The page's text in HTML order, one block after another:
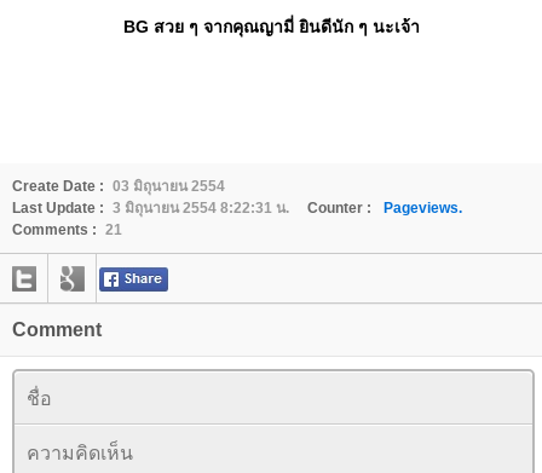
BG สวย ๆ จากคุณญามี่ ยินดีนัก ๆ นะเจ้า
Create Date : 03 มิถุนายน 2554
Last Update : 3 มิถุนายน 2554 8:22:31 น. Counter :
Pageviews.
Comments : 21
Comment